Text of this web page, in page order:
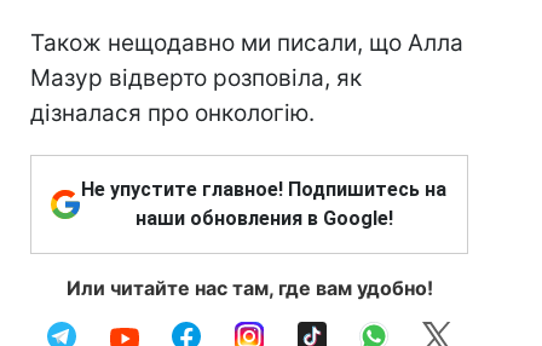
Також нещодавно ми писали, що Алла
Мазур відверто розповіла, як
дізналася про онкологію.
Не упустите главное! Подпишитесь на
наши обновления в Google!
Или читайте нас там, где вам удобно!